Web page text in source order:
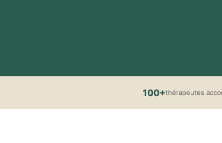
100+thérapeutes